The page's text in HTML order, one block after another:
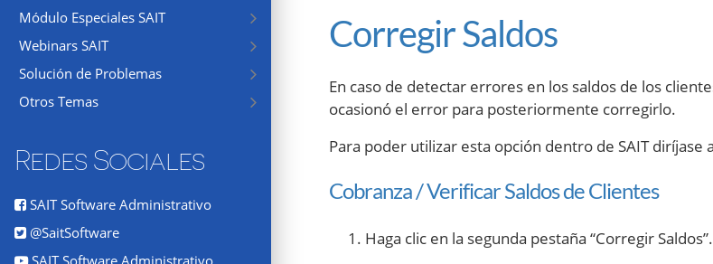
Módulo Especiales SAIT
Webinars SAIT
Solución de Problemas
Otros Temas
Redes Sociales
SAIT Software Administrativo
@SaitSoftware
Corregir Saldos
En caso de detectar errores en los saldos de los
ocasionó el error para posteriormente corregirlo.
Para poder utilizar esta opción dentro de SAIT diríjase
Cobranza / Verificar Saldos de Clientes
Haga clic en la segunda pestaña “Corregir Saldos”.